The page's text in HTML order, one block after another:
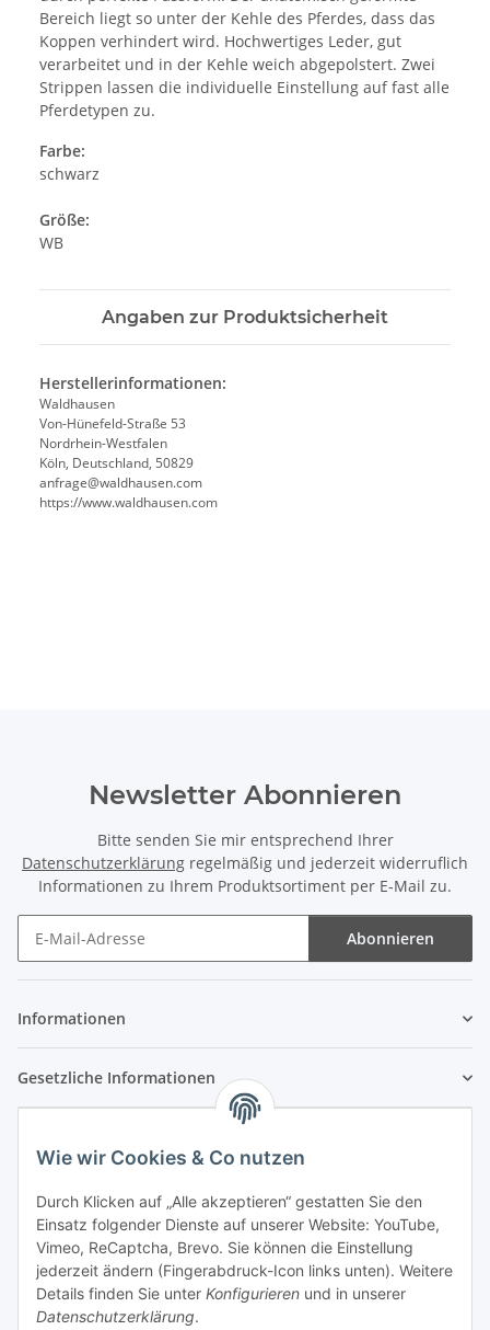
Wie wir Cookies & Co nutzen
Durch Klicken auf „Alle akzeptieren“ gestatten Sie den
Einsatz folgender Dienste auf unserer Website: YouTube,
Vimeo, ReCaptcha, Brevo. Sie können die Einstellung
jederzeit ändern (Fingerabdruck-Icon links unten). Weitere
Details finden Sie unter Konfigurieren und in unserer
Datenschutzerklärung.
Bereich liegt so unter der Kehle des Pferdes, dass das
Koppen verhindert wird. Hochwertiges Leder, gut
verarbeitet und in der Kehle weich abgepolstert. Zwei
Strippen lassen die individuelle Einstellung auf fast alle
Pferdetypen zu.
Farbe:
schwarz
Größe:
WB
Angaben zur Produktsicherheit
Herstellerinformationen:
Waldhausen
Von-Hünefeld-Straße 53
Nordrhein-Westfalen
Köln, Deutschland, 50829
anfrage@waldhausen.com
https://www.waldhausen.com
Newsletter Abonnieren
Bitte senden Sie mir entsprechend Ihrer
Datenschutzerklärung regelmäßig und jederzeit widerruflich
Informationen zu Ihrem Produktsortiment per E-Mail zu.
Abonnieren
Informationen
Gesetzliche Informationen